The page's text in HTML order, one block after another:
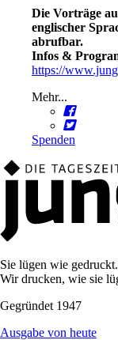
Die Vorträge
englischer
abrufbar.
Infos &
https://
Mehr...
Spenden
Sie lügen wie gedruckt.
Wir drucken, wie sie
Gegründet 1947
Ausgabe von heute